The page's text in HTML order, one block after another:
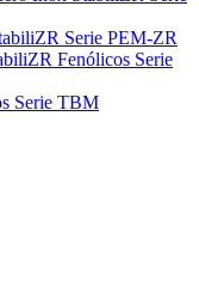
Serie PEM-ZR
Fenólicos Serie
Serie TBM